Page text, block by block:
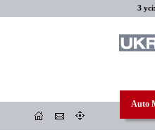
З
Auto